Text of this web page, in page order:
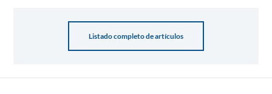
Listado completo de artículos